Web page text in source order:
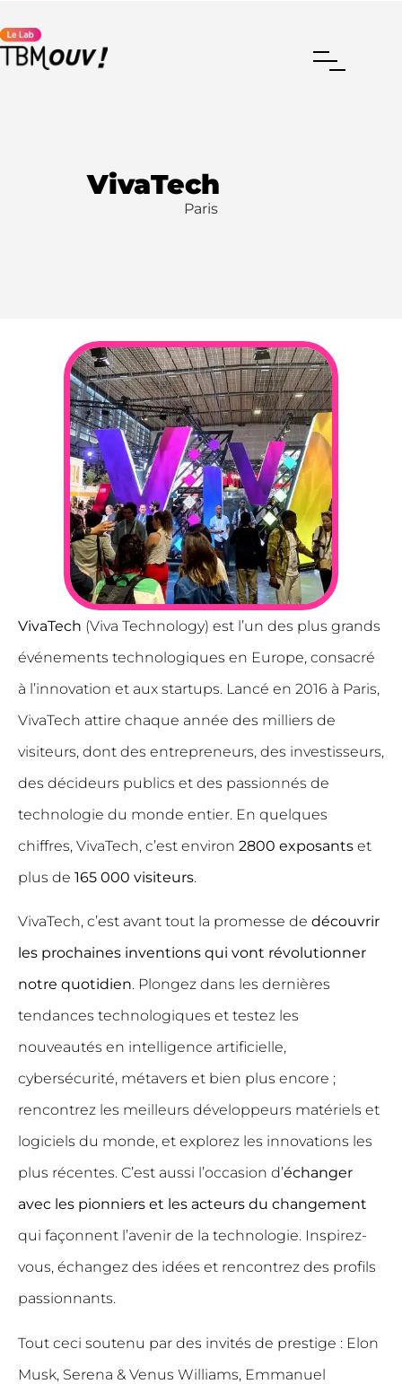
VivaTech
Paris
VivaTech (Viva Technology) est l’un des plus grands
événements technologiques en Europe, consacré
à l’innovation et aux startups. Lancé en 2016 à Paris,
VivaTech attire chaque année des milliers de
visiteurs, dont des entrepreneurs, des investisseurs,
des décideurs publics et des passionnés de
technologie du monde entier. En quelques
chiffres, VivaTech, c’est environ 2800 exposants et
plus de 165 000 visiteurs.
VivaTech, c’est avant tout la promesse de découvrir
les prochaines inventions qui vont révolutionner
notre quotidien. Plongez dans les dernières
tendances technologiques et testez les
nouveautés en intelligence artificielle,
cybersécurité, métavers et bien plus encore ;
rencontrez les meilleurs développeurs matériels et
logiciels du monde, et explorez les innovations les
plus récentes. C’est aussi l’occasion d’échanger
avec les pionniers et les acteurs du changement
qui façonnent l’avenir de la technologie. Inspirez-
vous, échangez des idées et rencontrez des profils
passionnants.
Tout ceci soutenu par des invités de prestige : Elon
Musk, Serena & Venus Williams, Emmanuel